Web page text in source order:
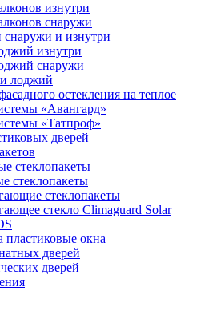
изнутри
снаружи
и изнутри
изнутри
снаружи
лоджий
остекления на теплое
«Авангард»
«Татпроф»
дверей
стеклопакеты
стеклопакеты
стеклопакеты
стекло Climaguard Solar
окна
дверей
дверей